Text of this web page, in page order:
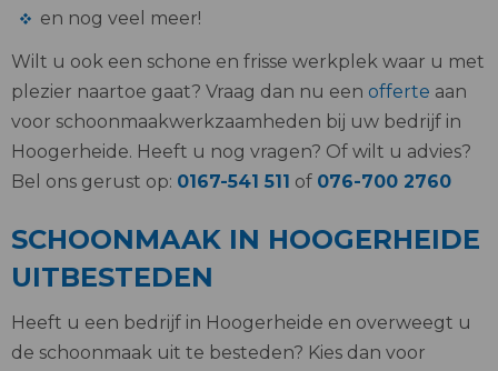
en nog veel meer!
Wilt u ook een schone en frisse werkplek waar u met
plezier naartoe gaat? Vraag dan nu een offerte aan
voor schoonmaakwerkzaamheden bij uw bedrijf in
Hoogerheide. Heeft u nog vragen? Of wilt u advies?
Bel ons gerust op: 0167-541 511 of 076-700 2760
SCHOONMAAK IN HOOGERHEIDE
UITBESTEDEN
Heeft u een bedrijf in Hoogerheide en overweegt u
de schoonmaak uit te besteden? Kies dan voor